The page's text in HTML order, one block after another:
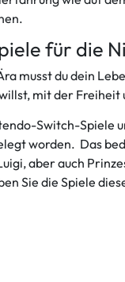
für die
musst du dein
mit der
Switch-Spiele
worden. Das
aber auch
Sie die Spiele